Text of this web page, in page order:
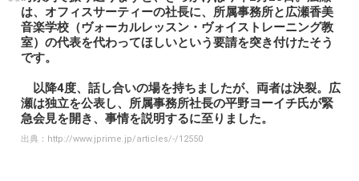
は、オフィスサーティーの社長に、所属事務所と広瀬香美
音楽学校（ヴォーカルレッスン・ヴォイストレーニング教
室）の代表を代わってほしいという要請を突き付けたそう
です。
以降4度、話し合いの場を持ちましたが、両者は決裂。広
瀬は独立を公表し、所属事務所社長の平野ヨーイチ氏が緊
急会見を開き、事情を説明するに至りました。
出典： http://www.jprime.jp/articles/-/12550